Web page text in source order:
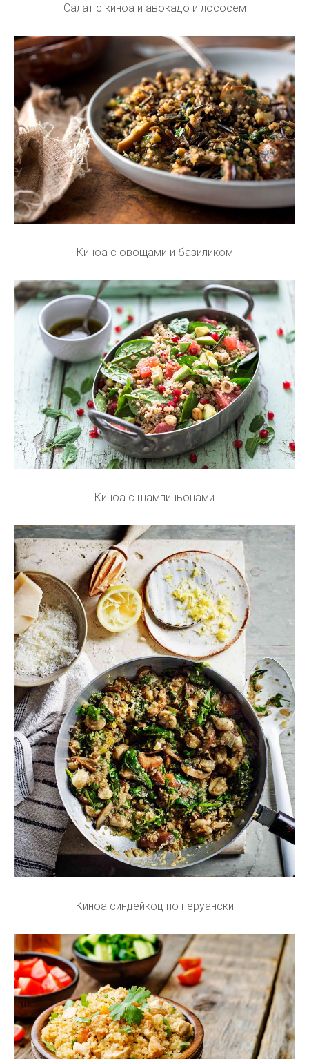
Салат с киноа и авокадо и лососем
Киноа с овощами и базиликом
Киноа с шампиньонами
Киноа синдейкоц по перуански